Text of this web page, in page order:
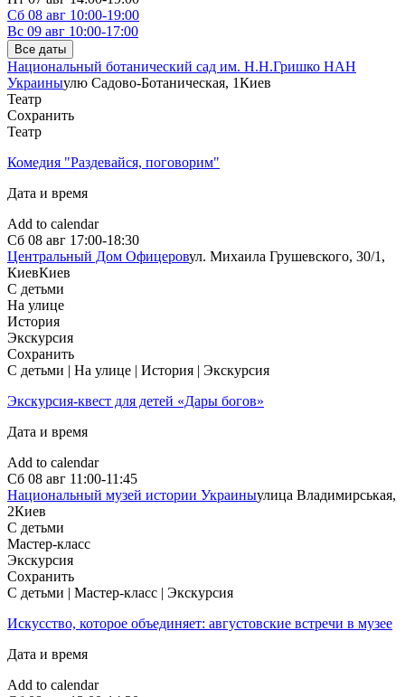
Сб 08 авг 10:00-19:00
Вс 09 авг 10:00-17:00
Все даты
Национальный ботанический сад им. Н.Н.Гришко НАН
Украиныулю Садово-Ботаническая, 1Киев
Театр
Сохранить
Театр
Комедия "Раздевайся, поговорим"
Дата и время
Add to calendar
Сб 08 авг 17:00-18:30
Центральный Дом Офицеровул. Михаила Грушевского, 30/1,
КиевКиев
С детьми
На улице
История
Экскурсия
Сохранить
С детьми | На улице | История | Экскурсия
Экскурсия-квест для детей «Дары богов»
Дата и время
Add to calendar
Сб 08 авг 11:00-11:45
Национальный музей истории Украиныулица Владимирськая,
2Киев
С детьми
Мастер-класс
Экскурсия
Сохранить
С детьми | Мастер-класс | Экскурсия
Искусство, которое объединяет: августовские встречи в музее
Дата и время
Add to calendar